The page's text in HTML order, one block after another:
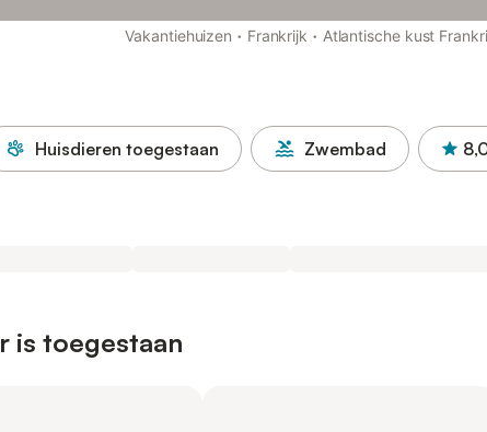
Vakantiehuizen · Frankrijk · Atlantische kust
Huisdieren toegestaan Zwembad
is toegestaan